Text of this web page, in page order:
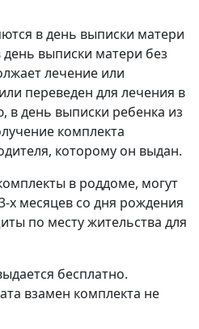
в день выписки матери
выписки матери без
лечение или
переведен для лечения в
в день выписки ребенка из
комплекта
которому он выдан.
в роддоме, могут
х месяцев со дня рождения
по месту жительства для
бесплатно.
взамен комплекта не